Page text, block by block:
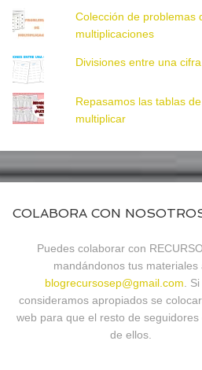
Colección de problemas
multiplicaciones
Divisiones entre una cifra
Repasamos las tablas de
multiplicar
COLABORA CON
Puedes colaborar con
mandándonos tus materiales
blogrecursosep@gmail.com .
consideramos apropiados se
web para que el resto de seguidores
de ellos.